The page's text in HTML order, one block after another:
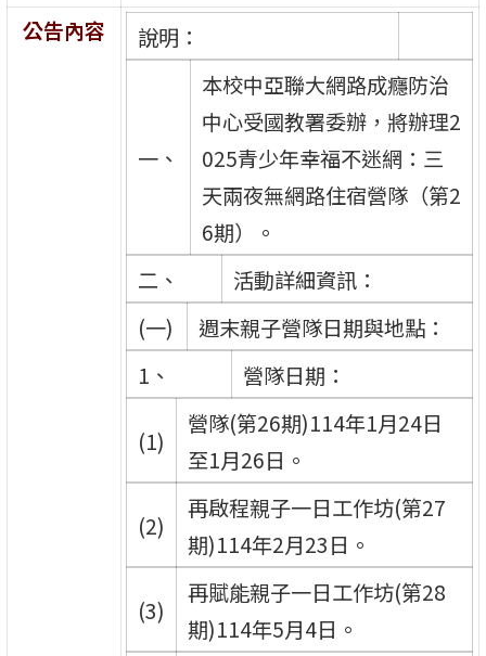
公告內容
說明：
一、
本校中亞聯大網路成癮防治
中心受國教署委辦，將辦理2
025青少年幸福不迷網：三
天兩夜無網路住宿營隊（第2
6期）。
二、
活動詳細資訊：
(一)
週末親子營隊日期與地點：
1、
營隊日期：
(1)
營隊(第26期)114年1月24日
至1月26日。
(2)
再啟程親子一日工作坊(第27
期)114年2月23日。
(3)
再賦能親子一日工作坊(第28
期)114年5月4日。